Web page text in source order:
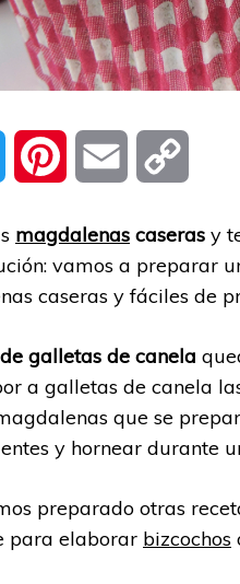
Twitter Pinterest Email
magdalenas caseras y
vamos a preparar
caseras y fáciles de
galletas de canela
a galletas de canela
que se
y hornear durante
preparado otras
para elaborar bizcochos